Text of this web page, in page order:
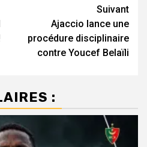
Suivant
Ajaccio lance une
procédure disciplinaire
contre Youcef Belaïli
: